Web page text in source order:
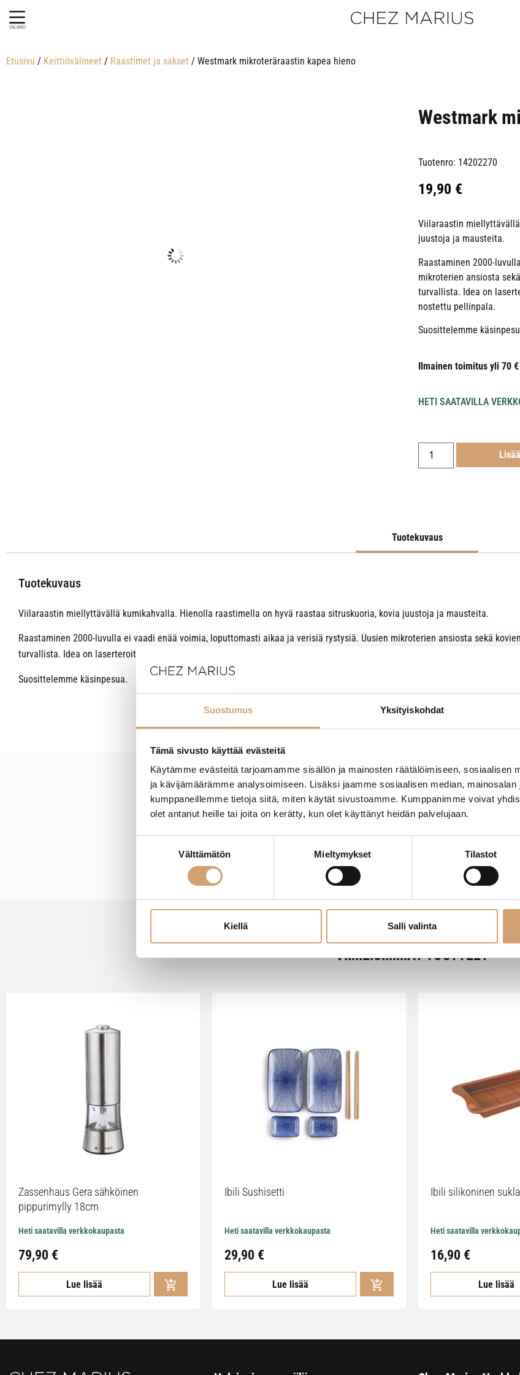
Suostumus Yksityiskohdat
Tämä sivusto käyttää evästeitä
Käytämme evästeitä tarjoamamme sisällön ja mainosten räätälöimiseen, sosiaalisen
ja kävijämäärämme analysoimiseen. Lisäksi jaamme sosiaalisen median, mainosalan
kumppaneillemme tietoja siitä, miten käytät sivustoamme. Kumppanimme voivat
olet antanut heille tai joita on kerätty, kun olet käyttänyt heidän palvelujaan.
Välttämätön Mieltymykset Tilastot
Kiellä Salli valinta
VALIKKO
Etusivu / Keittiövälineet / Raastimet ja sakset / Westmark mikroteräraastin kapea hieno
Westmark
Tuotenro: 14202270
19,90 €
Viilaraastin
juustoja ja mausteita.
Raastaminen 2000-
mikroterien ansiosta
turvallista. Idea on
nostettu pellinpala.
Suosittelemme
Ilmainen toimitus yli 70
HETI SAATAVILLA
Tuotekuvaus
Tuotekuvaus
Viilaraastin miellyttävällä kumikahvalla. Hienolla raastimella on hyvä raastaa sitruskuoria, kovia juustoja ja mausteita.
Raastaminen 2000-luvulla ei vaadi enää voimia, loputtomasti aikaa ja verisiä rystysiä. Uusien mikroterien ansiosta sekä
turvallista. Idea on laserteroitetuissa terissä, joista jokainen on oma veitsenteränsä, ei vain pystyyn nostettu pellinpala.
Suosittelemme käsinpesua.
- Tuotteesta ei ole vielä arvosteluja -
VIIMEISIMMÄT TUOTTEET
Zassenhaus Gera sähköinen
pippurimylly 18cm
Heti saatavilla verkkokaupasta
79,90 €
Lue lisää
Ibili Sushisetti
Heti saatavilla verkkokaupasta
29,90 €
Lue lisää
Ibili silikoninen
Heti saatavilla
16,90 €
Lue lisää